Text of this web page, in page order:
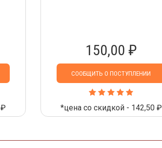
150,00 ₽
СООБЩИТЬ О ПОСТУПЛЕНИИ
*цена со скидкой - 142,50 ₽